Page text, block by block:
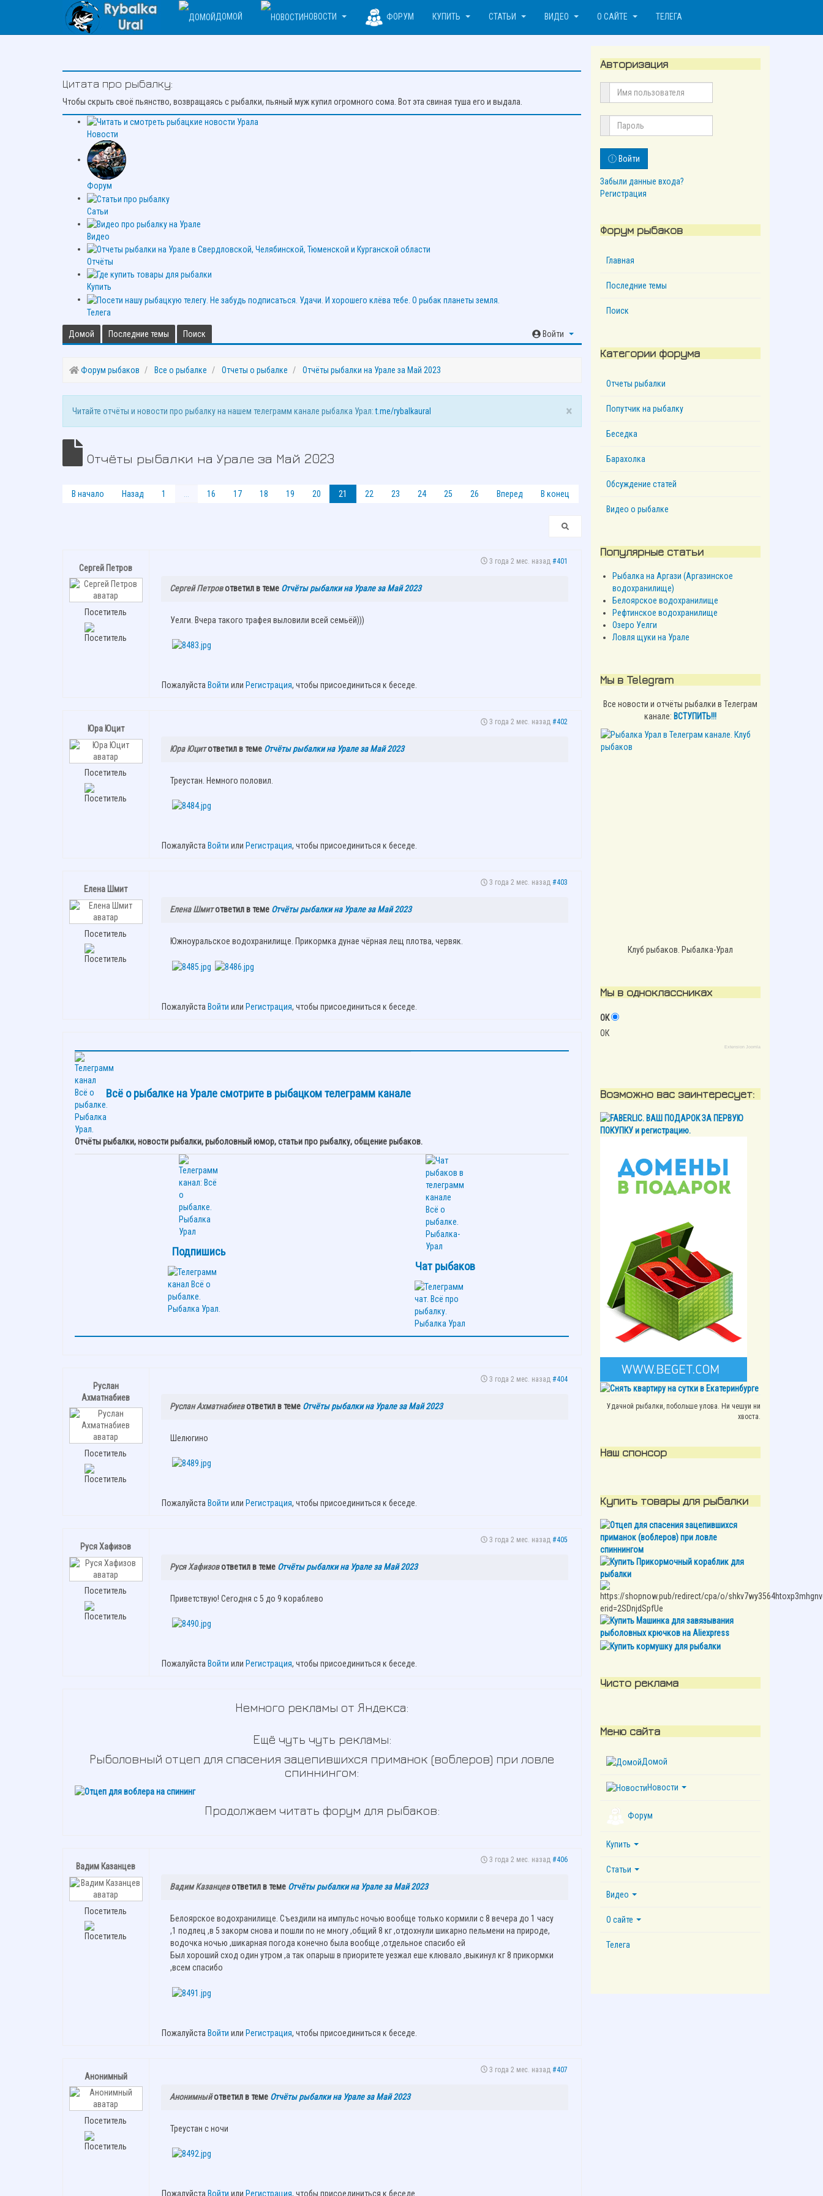
ДОМОЙ НОВОСТИ ФОРУМ КУПИТЬ СТАТЬИ ВИДЕО О САЙТЕ ТЕЛЕГА
Цитата про рыбалку:
Чтобы скрыть своё пьянство, возвращаясь с рыбалки, пьяный муж купил огромного сома. Вот эта свиная туша его и выдала.
Новости
Форум
Сатьи
Видео
Отчёты
Купить
Телега
Домой Последние темы Поиск Войти
Форум рыбаков Все о рыбалке Отчеты о рыбалке Отчёты рыбалки на Урале за Май 2023
×
Читайте отчёты и новости про рыбалку на нашем телеграмм канале рыбалка Урал:t.me/rybalkaural
Отчёты рыбалки на Урале за Май 2023
В начало Назад 1 16 17 18 19 20 21 22 23 24 25 26 Вперед В конец
Сергей Петров
Посетитель
3 года 2 мес. назад #401
Сергей Петровответил в теме Отчёты рыбалки на Урале за Май 2023
Уелги. Вчера такого трафея выловили всей семьёй)))
Пожалуйста Войти или Регистрация, чтобы присоединиться к беседе.
Юра Юцит
Посетитель
3 года 2 мес. назад #402
Юра Юцитответил в теме Отчёты рыбалки на Урале за Май 2023
Треустан. Немного половил.
Пожалуйста Войти или Регистрация, чтобы присоединиться к беседе.
Елена Шмит
Посетитель
3 года 2 мес. назад #403
Елена Шмитответил в теме Отчёты рыбалки на Урале за Май 2023
Южноуральское водохранилище. Прикормка дунае чёрная лещ плотва, червяк.
Пожалуйста Войти или Регистрация, чтобы присоединиться к беседе.
Всё о рыбалке на Урале смотрите в рыбацком телеграмм канале
Отчёты рыбалки, новости рыбалки, рыболовный юмор, статьи про рыбалку, общение рыбаков.
Подпишись
Чат рыбаков
Руслан
Ахматнабиев
Посетитель
3 года 2 мес. назад #404
Руслан Ахматнабиевответил в теме Отчёты рыбалки на Урале за Май 2023
Шелюгино
Пожалуйста Войти или Регистрация, чтобы присоединиться к беседе.
Руся Хафизов
Посетитель
3 года 2 мес. назад #405
Руся Хафизовответил в теме Отчёты рыбалки на Урале за Май 2023
Приветствую! Сегодня с 5 до 9 кораблево
Пожалуйста Войти или Регистрация, чтобы присоединиться к беседе.
Немного рекламы от Яндекса:
Ещё чуть чуть рекламы:
Рыболовный отцеп для спасения зацепившихся приманок (воблеров) при ловле
спиннингом:
Продолжаем читать форум для рыбаков:
Вадим Казанцев
Посетитель
3 года 2 мес. назад #406
Вадим Казанцевответил в теме Отчёты рыбалки на Урале за Май 2023
Белоярское водохранилище. Съездили на импульс ночью вообще только кормили с 8 вечера до 1 часу
,1 подлец ,в 5 закорм снова и пошли по не многу ,общий 8 кг ,отдохнули шикарно пельмени на природе,
водочка ночью ,шикарная погода конечно была вообще ,отдельное спасибо ей
Был хороший сход один утром ,а так опарыш в приоритете уезжал еше клювало ,выкинул кг 8 прикормки
,всем спасибо
Пожалуйста Войти или Регистрация, чтобы присоединиться к беседе.
Анонимный
Посетитель
3 года 2 мес. назад #407
Анонимныйответил в теме Отчёты рыбалки на Урале за Май 2023
Треустан с ночи
Пожалуйста Войти или Регистрация, чтобы присоединиться к беседе.
Авторизация
Войти
Забыли данные входа?
Регистрация
Форум рыбаков
Главная
Последние темы
Поиск
Категории форума
Отчеты рыбалки
Попутчик на рыбалку
Беседка
Барахолка
Обсуждение статей
Видео о рыбалке
Популярные статьи
Рыбалка на Аргази (Аргазинское
водохранилище)
Белоярское водохранилище
Рефтинское водохранилище
Озеро Уелги
Ловля щуки на Урале
Мы в Telegram
Все новости и отчёты рыбалки в Телеграм
канале: ВСТУПИТЬ!!!
Клуб рыбаков. Рыбалка-Урал
Мы в одноклассниках
ОК
ОК
Extension Joomla
Возможно вас заинтересует:
Удачной рыбалки, побольше улова. Ни чешуи ни
хвоста.
Наш спонсор
Купить товары для рыбалки
Чисто реклама
Меню сайта
Домой
Новости
Форум
Купить
Статьи
Видео
О сайте
Телега